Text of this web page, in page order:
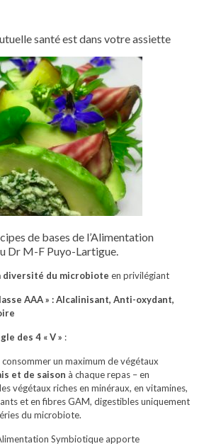
santé est dans votre assiette
de bases de l’Alimentation
Dr M-F Puyo-Lartigue.
diversité du microbiote en privilégiant
AAA » : Alcalinisant, Anti-oxydant,
des 4 « V » :
consommer un maximum de végétaux
et de saison à chaque repas – en
végétaux riches en minéraux, en vitamines,
et en fibres GAM, digestibles uniquement
du microbiote.
Symbiotique apporte